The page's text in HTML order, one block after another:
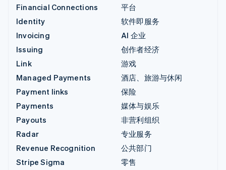
Financial Connections
Identity
Invoicing
Issuing
Link
Managed Payments
Payment links
Payments
Payouts
Radar
Revenue Recognition
Stripe Sigma
平台
软件即服务
AI 企业
创作者经济
游戏
酒店、旅游与休闲
保险
媒体与娱乐
非营利组织
专业服务
公共部门
零售